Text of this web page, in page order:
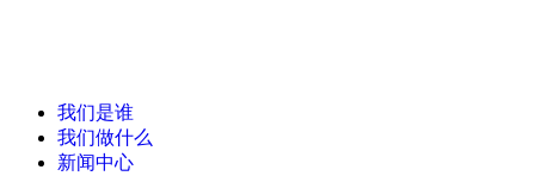
我们是谁
我们做什么
新闻中心